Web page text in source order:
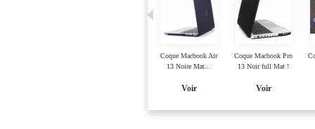
Coque Macbook Air 13 Noire
Full...
Voir
Coque Macbook Air
Glossy
Voir
Coque Macbook Air
13 Noire Mat...
Voir
Coque Macbook Pro
13 Noir full Mat !
Voir